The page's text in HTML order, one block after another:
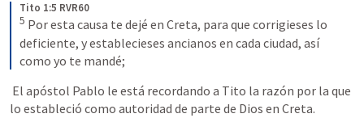
Tito 1:5 RVR60
5 Por esta causa te dejé en Creta, para que corrigieses lo
deficiente, y establecieses ancianos en cada ciudad, así
como yo te mandé;
lo estableció como autoridad de parte de Dios en Creta.